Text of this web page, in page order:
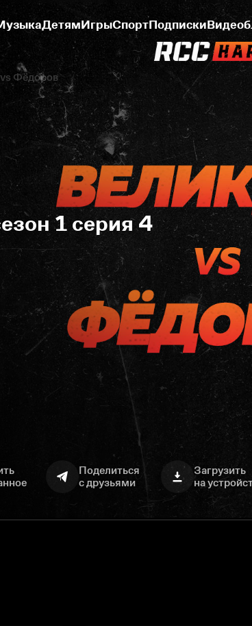
ДетямИгрыСпортПодписки
Фёдоров
1 серия 4
Поделиться
с друзьями
Загрузить
на